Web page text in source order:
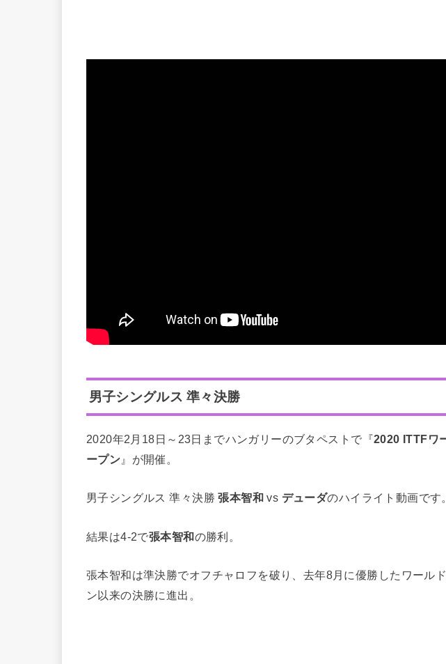
男子シングルス 準々決勝
2020年2月18日～23日までハンガリーのブタペストで『2020 ITTFワ
ープン 』が開催。
男子シングルス 準々決勝張本智和vs デューダのハイライト動画です。
結果は4-2で張本智和の勝利。
張本智和は準決勝でオフチャロフを破り、去年8月に優勝したワール
ン以来の決勝に進出。